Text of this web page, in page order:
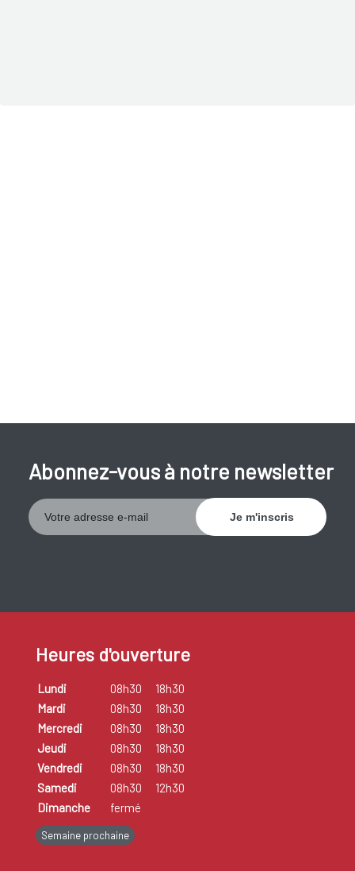
Abonnez-vous à notre newsletter
Heures d'ouverture
Lundi 08h30
18h30
Mardi
08h30
18h30
Mercredi
08h30
18h30
Jeudi
08h30
18h30
Vendredi
08h30
18h30
Samedi
08h30
12h30
Dimanche
fermé
Semaine prochaine